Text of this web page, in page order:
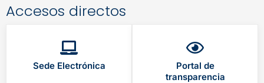
Accesos directos
Sede Electrónica
Portal de
transparencia